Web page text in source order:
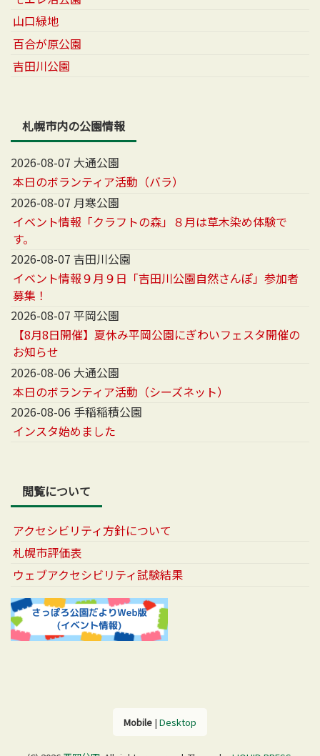
山口緑地
百合が原公園
吉田川公園
札幌市内の公園情報
2026-08-07 大通公園
本日のボランティア活動（バラ）
2026-08-07 月寒公園
イベント情報「クラフトの森」８月は草木染め体験で
す。
2026-08-07 吉田川公園
イベント情報９月９日「吉田川公園自然さんぽ」参加者
募集！
2026-08-07 平岡公園
【8月8日開催】夏休み平岡公園にぎわいフェスタ開催の
お知らせ
2026-08-06 大通公園
本日のボランティア活動（シーズネット）
2026-08-06 手稲稲積公園
インスタ始めました
閲覧について
アクセシビリティ方針について
札幌市評価表
ウェブアクセシビリティ試験結果
Mobile | Desktop